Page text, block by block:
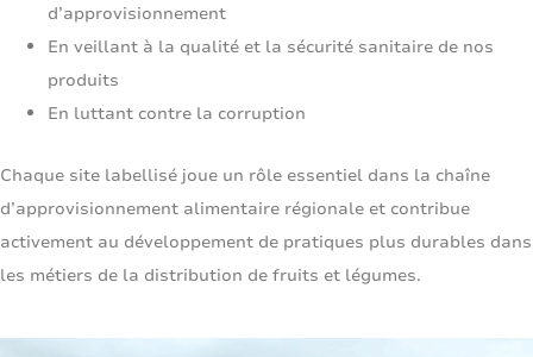
d’approvisionnement
En veillant à la qualité et la sécurité sanitaire de nos
produits
En luttant contre la corruption
Chaque site labellisé joue un rôle essentiel dans la chaîne
d’approvisionnement alimentaire régionale et contribue
activement au développement de pratiques plus durables dans
les métiers de la distribution de fruits et légumes.